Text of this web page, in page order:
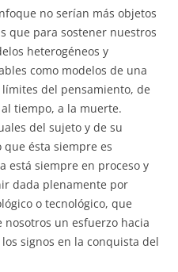
no serían más objetos
que para sostener nuestros
heterogéneos y
como modelos de una
del pensamiento, de
tiempo, a la muerte.
del sujeto y de su
ésta siempre es
está siempre en proceso y
dada plenamente por
o tecnológico, que
un esfuerzo hacia
signos en la conquista del